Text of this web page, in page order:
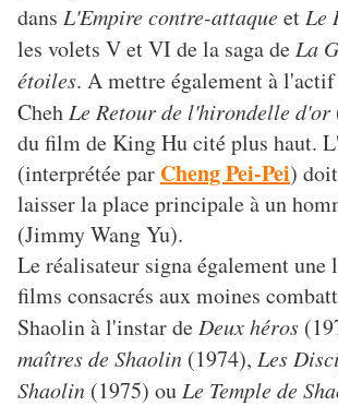
dans L'Empire contre-attaqueet Le
les volets V et VI de la saga de La
étoiles. A mettre également à l'actif
Cheh Le Retour de l'hirondelle d'or
du film de King Hu cité plus haut.
(interprétée par Cheng Pei-Pei)
laisser la place principale à un
(Jimmy Wang Yu).
Le réalisateur signa également une
films consacrés aux moines
Shaolin à l'instar de Deux héros
maîtres de Shaolin (1974), Les
Shaolin (1975) ou Le Temple de